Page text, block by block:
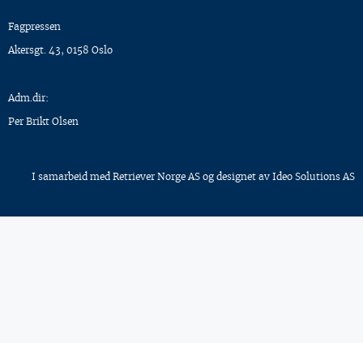
Fagpressen
Akersgt. 43, 0158 Oslo
Adm.dir:
Per Brikt Olsen
I samarbeid med Retriever Norge AS og designet av Ideo Solutions AS